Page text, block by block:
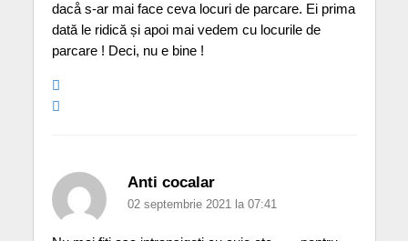
dacå s-ar mai face ceva locuri de parcare. Ei prima
dată le ridică și apoi mai vedem cu locurile de
parcare ! Deci, nu e bine !
Anti cocalar
02 septembrie 2021 la 07:41